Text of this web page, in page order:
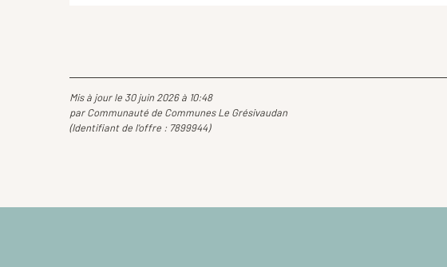
Mis à jour le 30 juin 2026 à 10:48
par Communauté de Communes Le Grésivaudan
(Identifiant de l'offre : 7899944)